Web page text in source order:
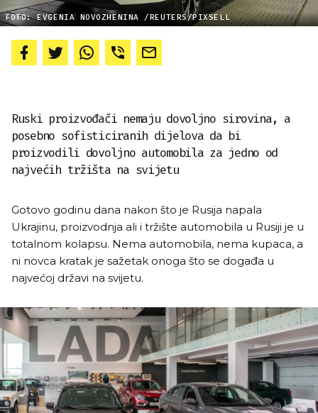
FOTO: EVGENIA NOVOZHENINA /REUTERS/PIXSELL
Ruski proizvođači nemaju dovoljno sirovina, a
posebno sofisticiranih dijelova da bi
proizvodili dovoljno automobila za jedno od
najvećih tržišta na svijetu
Gotovo godinu dana nakon što je Rusija napala
Ukrajinu, proizvodnja ali i tržište automobila u Rusiji je u
totalnom kolapsu. Nema automobila, nema kupaca, a
ni novca kratak je sažetak onoga što se događa u
najvećoj državi na svijetu.